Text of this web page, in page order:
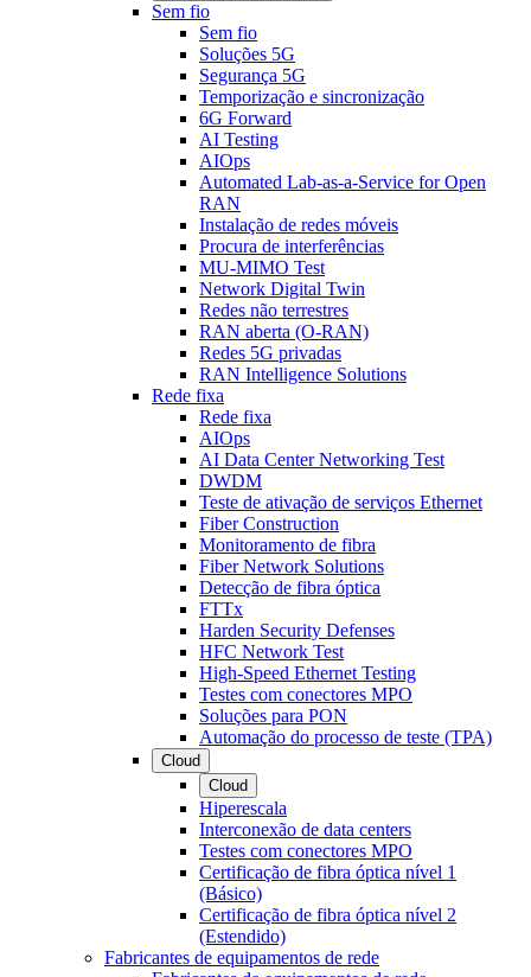
Sem fio
Sem fio
Soluções 5G
Segurança 5G
Temporização e sincronização
6G Forward
AI Testing
AIOps
Automated Lab-as-a-Service for Open
RAN
Instalação de redes móveis
Procura de interferências
MU-MIMO Test
Network Digital Twin
Redes não terrestres
RAN aberta (O-RAN)
Redes 5G privadas
RAN Intelligence Solutions
Rede fixa
Rede fixa
AIOps
AI Data Center Networking Test
DWDM
Teste de ativação de serviços Ethernet
Fiber Construction
Monitoramento de fibra
Fiber Network Solutions
Detecção de fibra óptica
FTTx
Harden Security Defenses
HFC Network Test
High-Speed Ethernet Testing
Testes com conectores MPO
Soluções para PON
Automação do processo de teste (TPA)
Cloud
Cloud
Hiperescala
Interconexão de data centers
Testes com conectores MPO
Certificação de fibra óptica nível 1
(Básico)
Certificação de fibra óptica nível 2
(Estendido)
Fabricantes de equipamentos de rede